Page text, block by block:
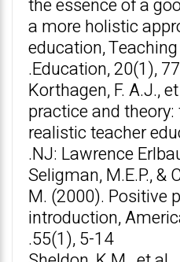
the essence of a
a more holistic
education,
Education, 20(1),
Korthagen, F. A.J.,
practice and
realistic teacher
NJ: Lawrence
Seligman, M.E.P.,
M. (2000). Positive
introduction,
55(1), 5-14.